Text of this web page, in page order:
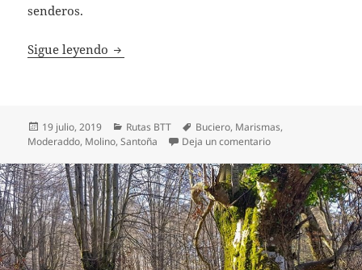
senderos.
Sigue leyendo BTT Marismas de Santoña y Buciero
Publicado
el
19 julio, 2019 Categorías
Rutas BTT Etiquetas
Buciero, Marismas,
Moderaddo, Molino,Santoña Deja un comentarioen BTT Marismas